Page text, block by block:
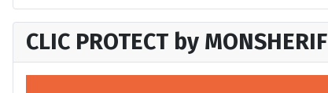
CLIC PROTECT by MONSHERIF